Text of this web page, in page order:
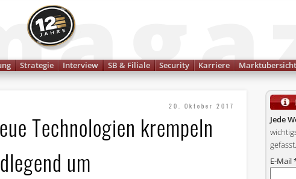
Strategie Interview SB & Filiale Security Karriere
20. Oktober 2017
Technologien krempeln
um
Jede
E-Mail